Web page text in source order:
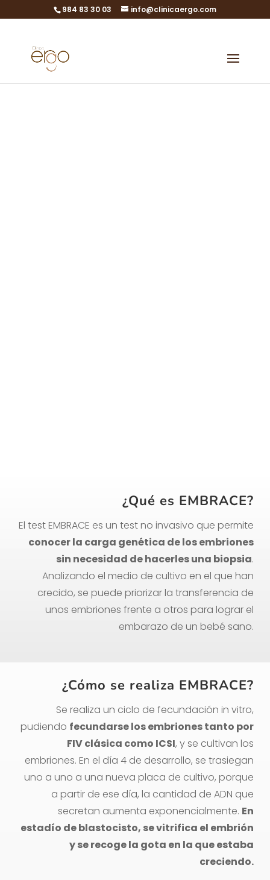
984 83 30 03 info@clinicaergo.com
¿Qué es EMBRACE?
El test EMBRACE es un test no invasivo que permite
conocer la carga genética de los embriones
sin necesidad de hacerles una biopsia.
Analizando el medio de cultivo en el que han
crecido, se puede priorizar la transferencia de
unos embriones frente a otros para lograr el
embarazo de un bebé sano.
¿Cómo se realiza EMBRACE?
Se realiza un ciclo de fecundación in vitro,
pudiendo fecundarse los embriones tanto por
FIV clásica como ICSI, y se cultivan los
embriones. En el día 4 de desarrollo, se trasiegan
uno a uno a una nueva placa de cultivo, porque
a partir de ese día, la cantidad de ADN que
secretan aumenta exponencialmente. En
estadío de blastocisto, se vitrifica el embrión
y se recoge la gota en la que estaba
creciendo.